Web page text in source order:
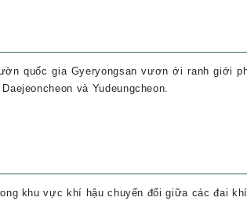
quốc gia Gyeryongsan vươn ới ranh giới
và Yudeungcheon.
khu vực khí hậu chuyển đổi giữa các đai